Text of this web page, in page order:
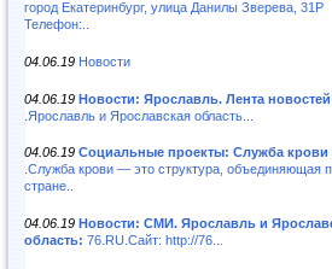
город Екатеринбург, улица Данилы Зверева, 31Р
Телефон:..
04.06.19 Новости
04.06.19 Новости: Ярославль. Лента новостей
.Ярославль и Ярославская область...
04.06.19 Социальные проекты: Служба крови
.Служба крови — это структура, объединяющая
стране..
04.06.19 Новости: СМИ. Ярославль и
область: 76.RU.Сайт: http://76...